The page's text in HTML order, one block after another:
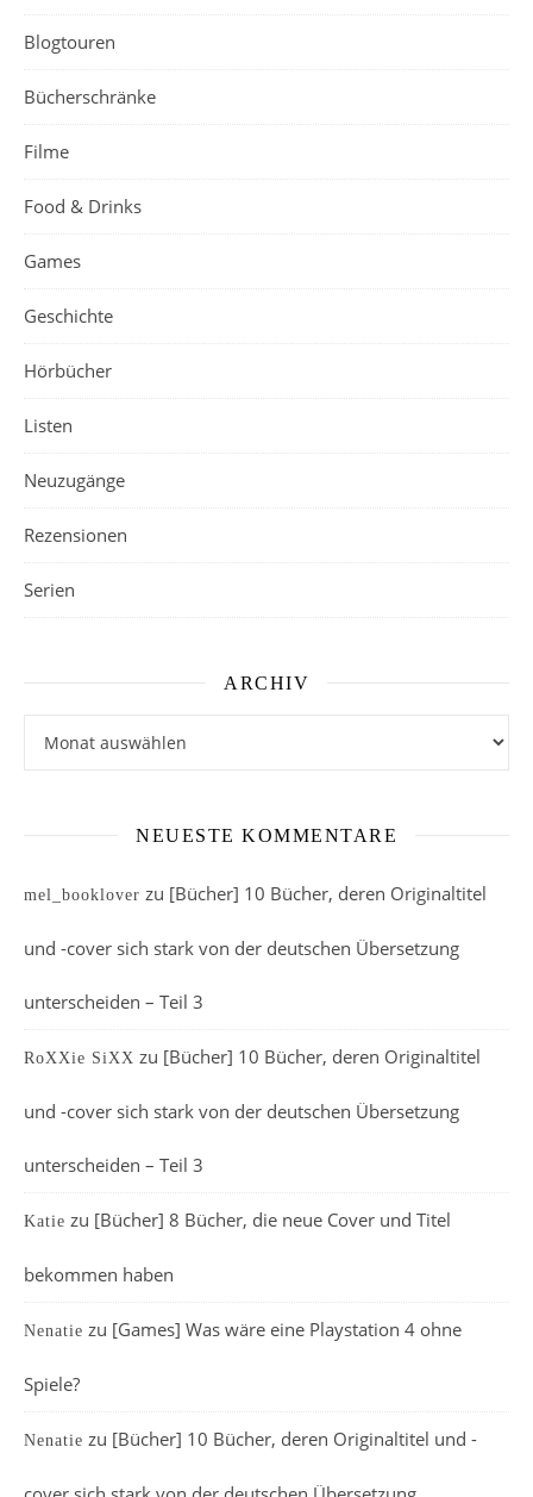
Blogtouren
Bücherschränke
Filme
Food & Drinks
Games
Geschichte
Hörbücher
Listen
Neuzugänge
Rezensionen
Serien
ARCHIV
NEUESTE KOMMENTARE
mel_booklover zu [Bücher] 10 Bücher, deren Originaltitel
und -cover sich stark von der deutschen Übersetzung
unterscheiden – Teil 3
RoXXie SiXX zu [Bücher] 10 Bücher, deren Originaltitel
und -cover sich stark von der deutschen Übersetzung
unterscheiden – Teil 3
Katie zu [Bücher] 8 Bücher, die neue Cover und Titel
bekommen haben
Nenatie zu [Games] Was wäre eine Playstation 4 ohne
Spiele?
Nenatie zu [Bücher] 10 Bücher, deren Originaltitel und -